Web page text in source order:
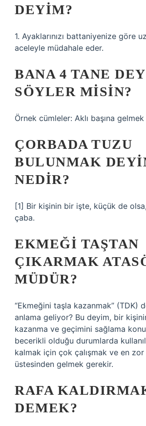
DEYIM?
1. Ayaklarınızı battaniyenize göre
aceleyle müdahale eder.
BANA 4 TANE
SÖYLER MISIN?
Örnek cümleler: Aklı başına
ÇORBADA TUZU
BULUNMAK
NEDIR?
[1] Bir kişinin bir işte, küçük de
çaba.
EKMEĞI TAŞTAN
ÇIKARMAK
MÜDÜR?
“Ekmeğini taşla kazanmak” (TDK)
anlama geliyor? Bu deyim, bir
kazanma ve geçimini sağlama
becerikli olduğu durumlarda
kalmak için çok çalışmak ve en zor
üstesinden gelmek gerekir.
RAFA
DEMEK?